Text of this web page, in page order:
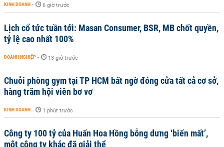
KINH DOANH - 6 giờ trước
Lịch cổ tức tuần tới: Masan Consumer, BSR, MB chốt quyền,
tỷ lệ cao nhất 100%
DOANH NGHIỆP - 13 giờ trước
Chuỗi phòng gym tại TP HCM bất ngờ đóng cửa tất cả cơ sở,
hàng trăm hội viên bơ vơ
KINH DOANH - 1 phút trước
Công ty 100 tỷ của Huấn Hoa Hồng bỗng dưng ‘biến mất’,
một công ty khác đã giải thể